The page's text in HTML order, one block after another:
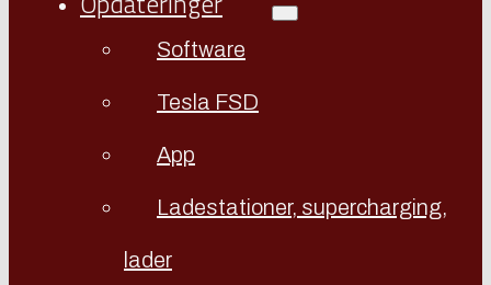
Software
Tesla FSD
App
Ladestationer, supercharging,
lader